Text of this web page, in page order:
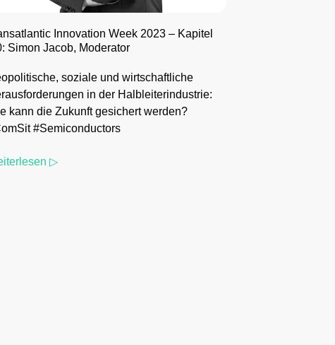
Innovation Week 2023 – Kapitel
Simon Jacob, Moderator​
soziale und wirtschaftliche
in der Halbleiterindustrie:
kann die Zukunft gesichert werden?
#Semiconductors
▷